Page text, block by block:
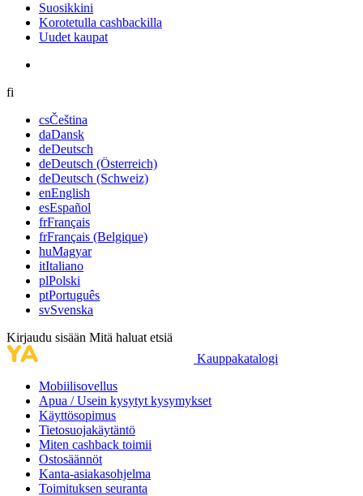
Suosikkini
Korotetulla cashbackilla
Uudet kaupat
fi
csČeština
daDansk
deDeutsch
deDeutsch (Österreich)
deDeutsch (Schweiz)
enEnglish
esEspañol
frFrançais
frFrançais (Belgique)
huMagyar
itItaliano
plPolski
ptPortuguês
svSvenska
Kirjaudu sisään Mitä haluat etsiä
Kauppakatalogi
Mobiilisovellus
Apua / Usein kysytyt kysymykset
Käyttösopimus
Tietosuojakäytäntö
Miten cashback toimii
Ostosäännöt
Kanta-asiakasohjelma
Toimituksen seuranta